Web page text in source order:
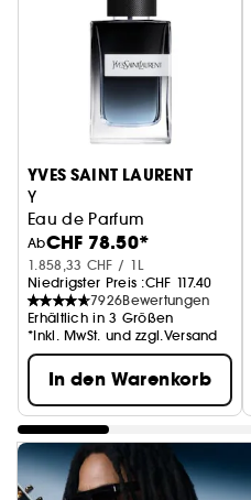
YVES SAINT LAURENT
Y
Eau de Parfum
AbCHF 78.50*
1.858,33 CHF / 1L
Niedrigster Preis :CHF 117.40
7926Bewertungen
Erhältlich in 3 Größen
*Inkl. MwSt. und zzgl.Versand
In den Warenkorb